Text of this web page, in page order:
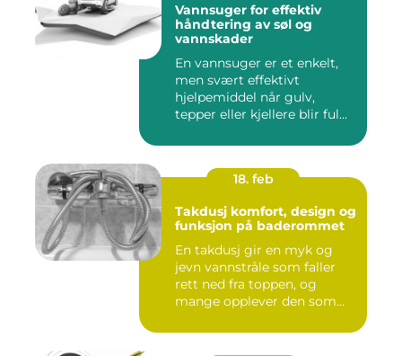
Vannsuger for effektiv
håndtering av søl og
vannskader
En vannsuger er et enkelt,
men svært effektivt
hjelpemiddel når gulv,
tepper eller kjellere blir ful...
18. feb
Takdusj komfort, design og
funksjon på baderommet
En takdusj gir en myk og
jevn vannstråle som faller
rett ned fra toppen, og
mange opplever den som